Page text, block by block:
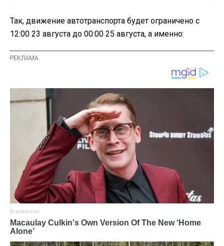
Так, движение автотранспорта будет ограничено с
12:00 23 августа до 00:00 25 августа, а именно: